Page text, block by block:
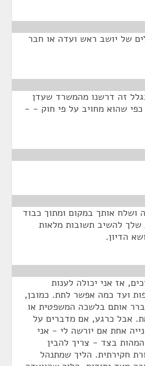
של יושב ראש ועדה או חבר
זה דרשנו מהמשרד שעדן
כפי שהוא מחויב על פי חוק - -
אותך במקום ומתוך כבוד
שלך להשיב תשובות מלאות
הדיון.
אז אני יכולה לענות
ועד כמה אפשר לתת. כמובן,
אותם בלשכה המשפטית או
אבל כרגע, אם מדברים על
אחת אם יורשה לי - אני
בצד - צריך להבין
חקירתית. הליך שמתנהל